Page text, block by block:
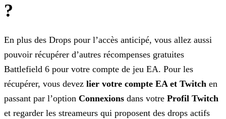
?
En plus des Drops pour l’accès anticipé, vous allez aussi
pouvoir récupérer d’autres récompenses gratuites
Battlefield 6 pour votre compte de jeu EA. Pour les
récupérer, vous devez lier votre compte EA et Twitch en
passant par l’option Connexions dans votre Profil Twitch
et regarder les streameurs qui proposent des drops actifs